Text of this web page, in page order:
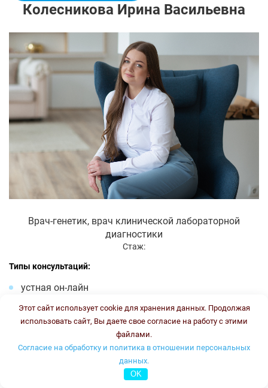
Колесникова Ирина Васильевна
Врач-генетик, врач клинической лабораторной
диагностики
Стаж:
Типы консультаций:
устная он-лайн
письменная офлайн
3500 рублей
График работы:ПН, ВТ, ЧТ, ПТ с 16.00 до 18.00
Онлайн консультация
Этот сайт использует cookie для хранения данных. Продолжая
использовать сайт, Вы даете свое согласие на работу с этими
файлами.
Согласие на обработку и политика в отношении персональных
данных.
OK